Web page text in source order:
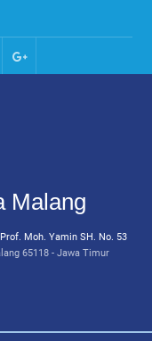
Google+
Malang
Moh. Yamin SH. No. 53
65118 - Jawa Timur